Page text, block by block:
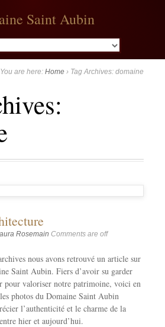
Saint Aubin
You are here:Home › Tag Archives: domaine
Rosemain Comments are off
nous avons retrouvé un article sur
Saint Aubin. Fiers d’avoir su garder
pour valoriser notre patrimoine, voici en
photos du Domaine Saint Aubin
l’authenticité et le charme de la
hier et aujourd’hui.